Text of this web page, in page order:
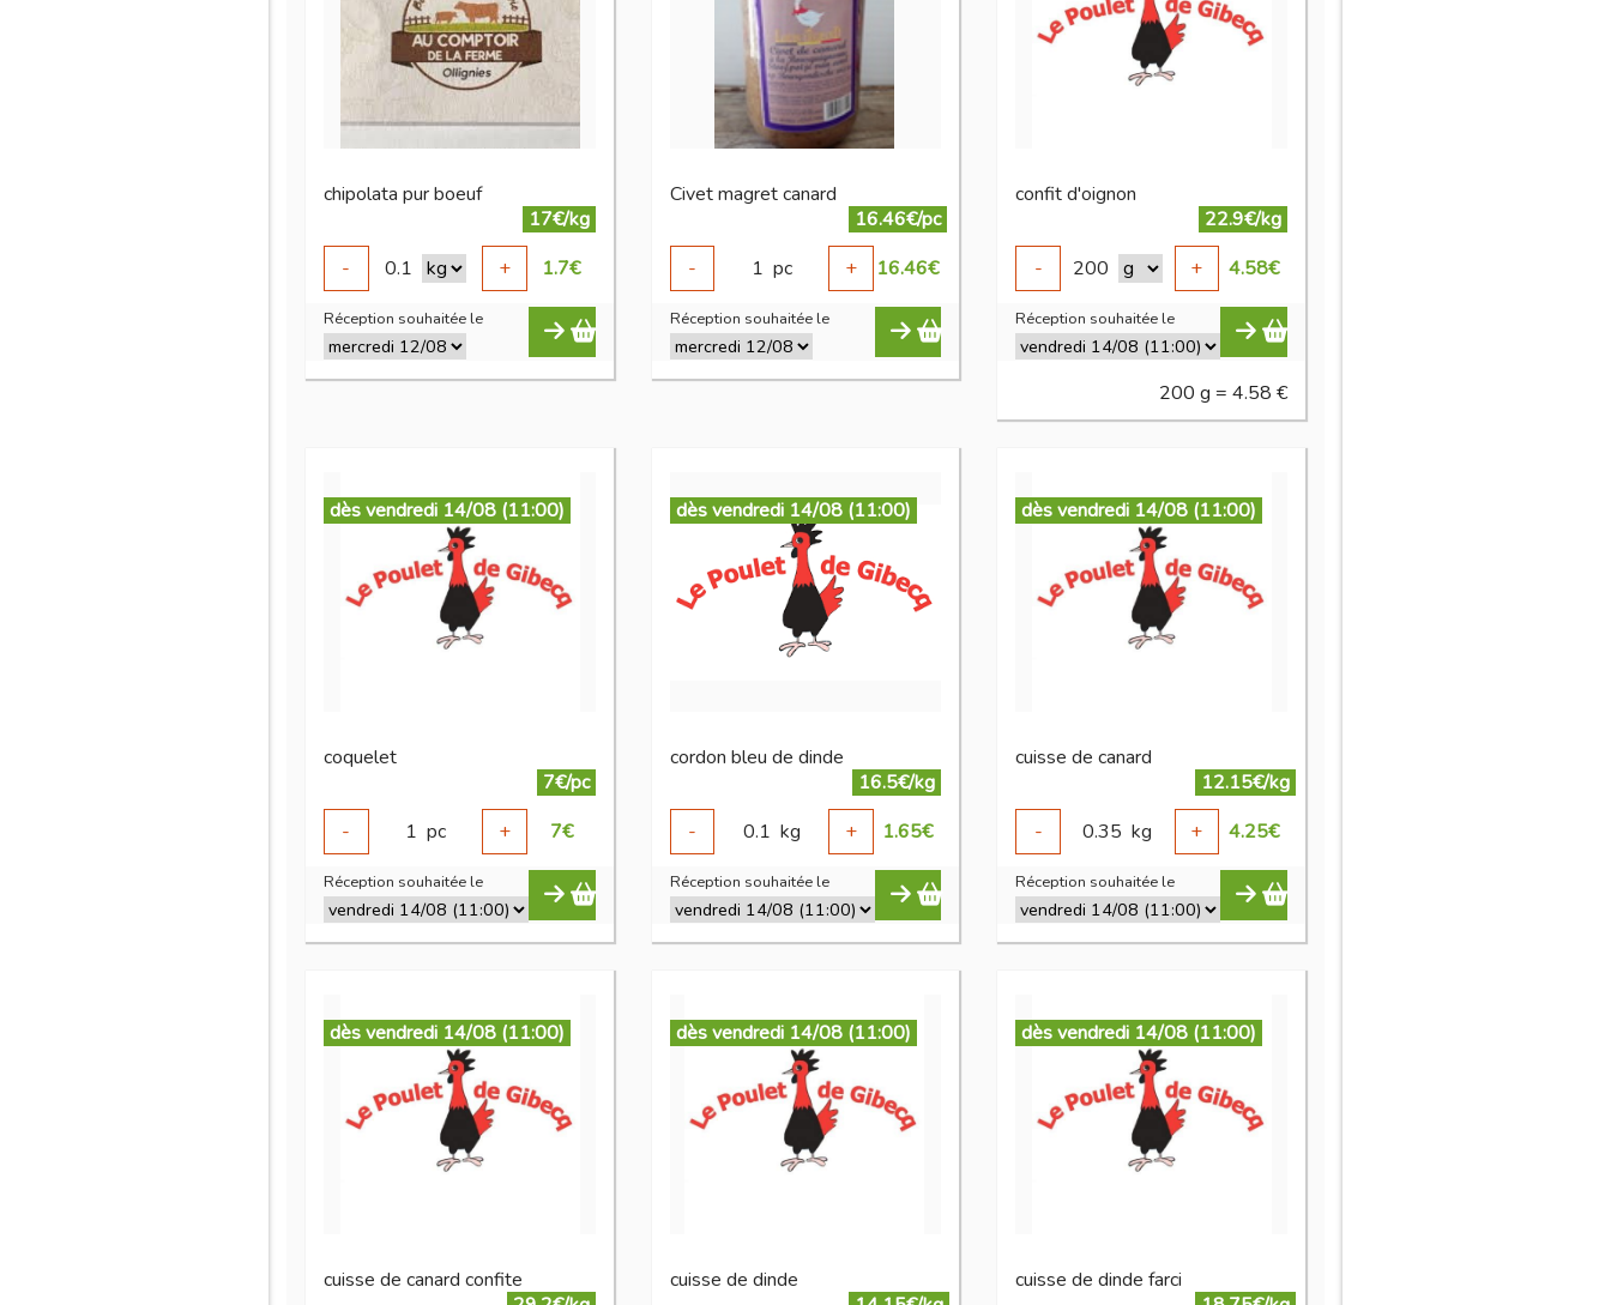
chipolata pur boeuf
17€/kg
-
0.1 + 1.7€
Réception souhaitée le
Civet magret canard
16.46€/pc
-
1 pc + 16.46€
Réception souhaitée le
confit d'oignon
22.9€/kg
-
200 + 4.58€
Réception souhaitée le
200 g = 4.58 €
dès vendredi 14/08 (11:00)
coquelet
7€/pc
-
1 pc + 7€
Réception souhaitée le
dès vendredi 14/08 (11:00)
cordon bleu de dinde
16.5€/kg
-
0.1 kg + 1.65€
Réception souhaitée le
dès vendredi 14/08 (11:00)
cuisse de canard
12.15€/kg
-
0.35 kg + 4.25€
Réception souhaitée le
dès vendredi 14/08 (11:00)
cuisse de canard confite
dès vendredi 14/08 (11:00)
cuisse de dinde
dès vendredi 14/08 (11:00)
cuisse de dinde farci